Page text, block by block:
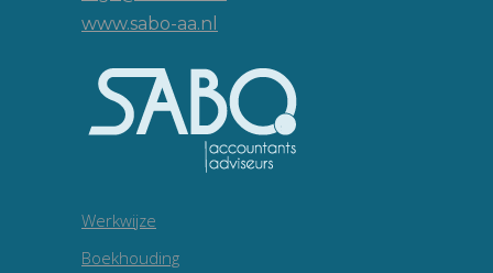
www.sabo-aa.nl
Werkwijze
Boekhouding